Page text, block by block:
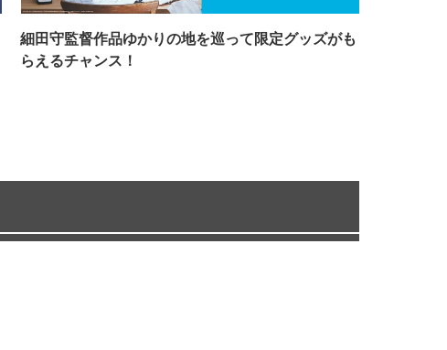
細田守監督作品ゆかりの地を巡って限定グッズがも
らえるチャンス！